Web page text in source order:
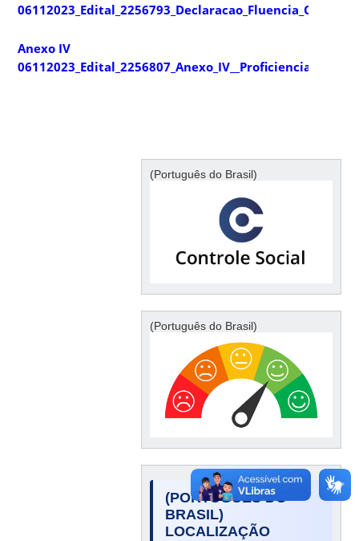
Anexo IV
(Português do Brasil)
(Português do Brasil)
(PORTUGUÊS DO
BRASIL)
LOCALIZAÇÃO